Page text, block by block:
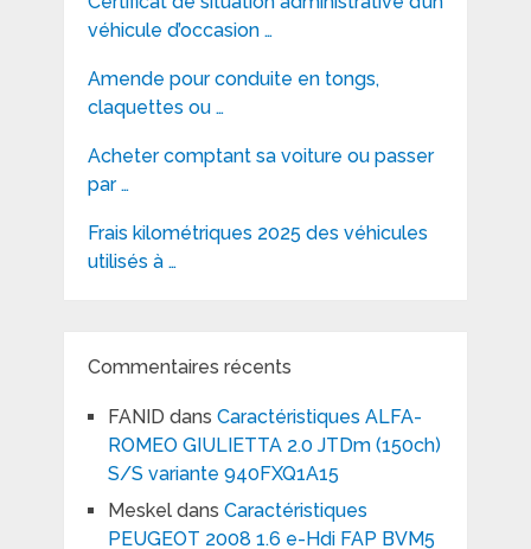
véhicule d’occasion …
Amende pour conduite en tongs,
claquettes ou …
Acheter comptant sa voiture ou passer
par …
Frais kilométriques 2025 des véhicules
utilisés à …
Commentaires récents
FANID dans Caractéristiques ALFA-
ROMEO GIULIETTA 2.0 JTDm (150ch)
S/S variante 940FXQ1A15
Meskeldans Caractéristiques
PEUGEOT 2008 1.6 e-Hdi FAP BVM5